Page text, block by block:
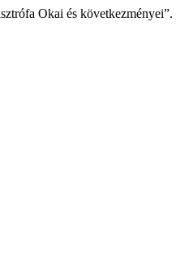
Okai és következményei”.